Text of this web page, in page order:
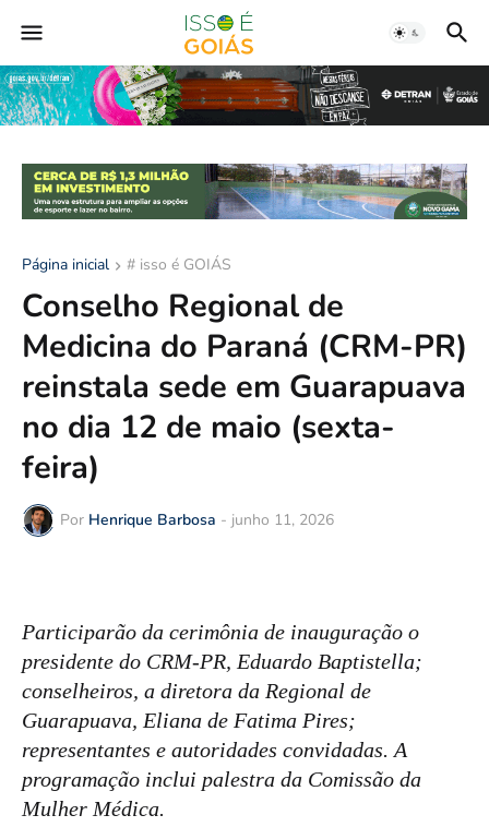
Página inicial # isso é GOIÁS
Conselho Regional de
Medicina do Paraná (CRM-PR)
reinstala sede em Guarapuava
no dia 12 de maio (sexta-
feira)
Por Henrique Barbosa - junho 11, 2026
Participarão da cerimônia de inauguração o
presidente do CRM-PR, Eduardo Baptistella;
conselheiros, a diretora da Regional de
Guarapuava, Eliana de Fatima Pires;
representantes e autoridades convidadas. A
programação inclui palestra da Comissão da
Mulher Médica.